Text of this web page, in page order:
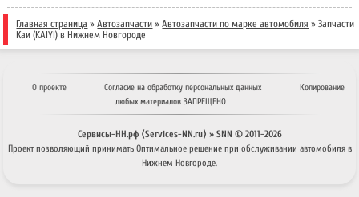
Главная страница »Автозапчасти »Автозапчасти по марке автомобиля » Запчасти
Каи (KAIYI) в Нижнем Новгороде
О проекте Согласие на обработку персональных данных
Копирование
любых материалов ЗАПРЕЩЕНО
Сервисы-НН.рф ⟨Services-NN.ru⟩ » SNN © 2011-2026
Проект позволяющий принимать Оптимальное решениепри обслуживании автомобиля в
Нижнем Новгороде.